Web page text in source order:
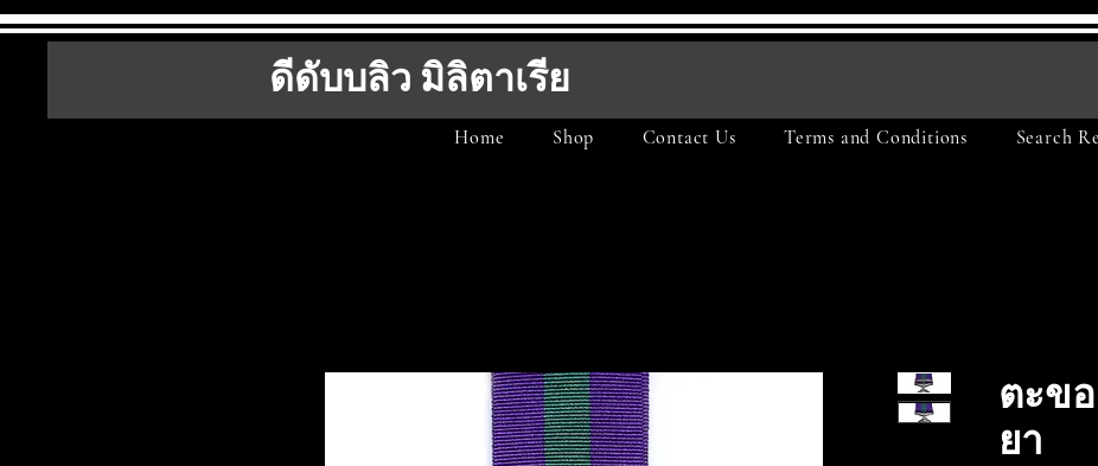
ดีดับบลิว มิลิตาเรีย
Home Shop Contact Us Terms and Conditions Search
ตะข
ยา